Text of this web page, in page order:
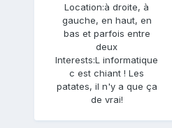
Location:à droite, à
gauche, en haut, en
bas et parfois entre
deux
Interests:L informatique
c est chiant ! Les
patates, il n'y a que ça
de vrai!